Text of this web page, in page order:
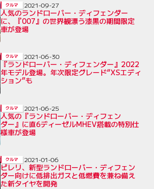
人気のランドローバー・ディフェンダー
に、『007』の世界観漂う漆黒の期間限定
車が登場
クルマ 2021-09-27
『ランドローバー・ディフェンダー』2022
年モデル登場。年次限定グレード“XSエディ
ション”も
クルマ 2021-06-30
人気の『ランドローバー・ディフェン
ダー』に直6ディーゼルMHEV搭載の特別仕
様車が登場
クルマ 2021-06-25
ピレリ、新型ランドローバー・ディフェン
ダー向けに低排出ガスと低燃費を兼ね備え
た新タイヤを開発
クルマ 2021-01-06